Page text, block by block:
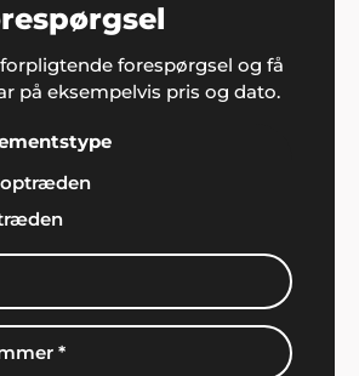
forespørgsel og få
på eksempelvis pris og dato.